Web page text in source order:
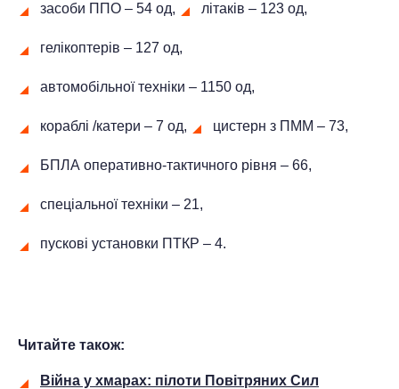
засоби ППО ‒ 54 од, літаків – 123 од,
гелікоптерів – 127 од,
автомобільної техніки ‒ 1150 од,
кораблі /катери ‒ 7 од, цистерн з ПММ ‒ 73,
БПЛА оперативно-тактичного рівня ‒ 66,
спеціальної техніки – 21,
пускові установки ПТКР – 4.
Читайте також:
Війна у хмарах: пілоти Повітряних Сил